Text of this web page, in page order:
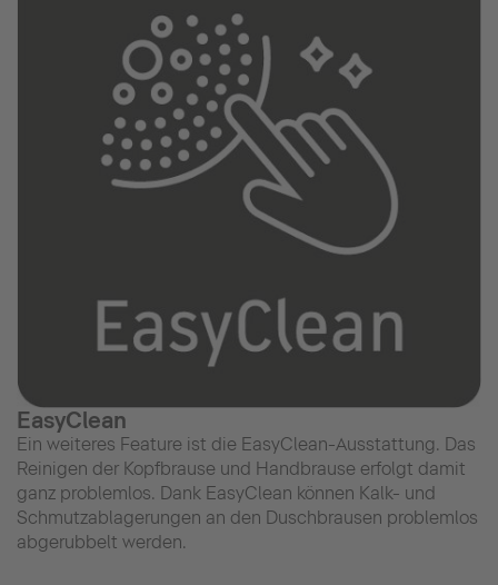
EasyClean
Ein weiteres Feature ist die EasyClean-Ausstattung. Das
Reinigen der Kopfbrause und Handbrause erfolgt damit
ganz problemlos. Dank EasyClean können Kalk- und
Schmutzablagerungen an den Duschbrausen problemlos
abgerubbelt werden.